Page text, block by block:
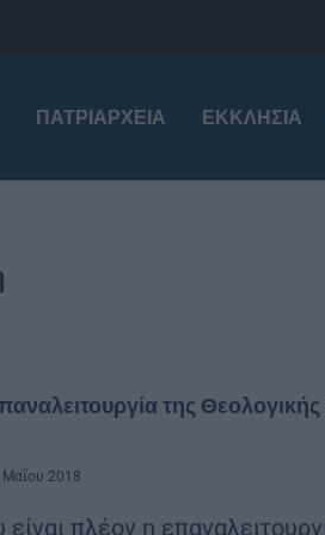
ΠΑΤΡΙΑΡΧΕΊΑ ΕΚΚΛΗΣΊΑ
της
Μαΐου 2018
πλέον η